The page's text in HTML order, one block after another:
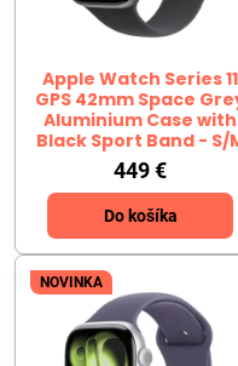
Apple Watch Series 11
GPS 42mm Space
Aluminium Case with
Black Sport Band - S/
449 €
Do košíka
NOVINKA